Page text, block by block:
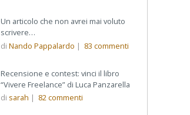
Un articolo che non avrei mai voluto
scrivere…
di Nando Pappalardo | 83 commenti
Recensione e contest: vinci il libro
“Vivere Freelance” di Luca Panzarella
di sarah | 82commenti